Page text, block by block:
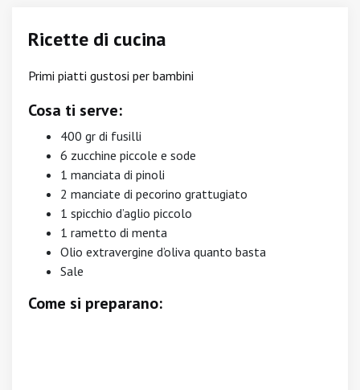
Ricette di cucina
Primi piatti gustosi per bambini
Cosa ti serve:
400 gr di fusilli
6 zucchine piccole e sode
1 manciata di pinoli
2 manciate di pecorino grattugiato
1 spicchio d’aglio piccolo
1 rametto di menta
Olio extravergine d’oliva quanto basta
Sale
Come si preparano: